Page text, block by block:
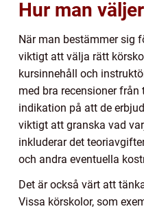
Hur man
När man bestämmer sig
viktigt att välja rätt
kursinnehåll och
med bra recensioner
indikation på att de
viktigt att granska vad
inkluderar det
och andra eventuella
Det är också värt att
Vissa körskolor, som